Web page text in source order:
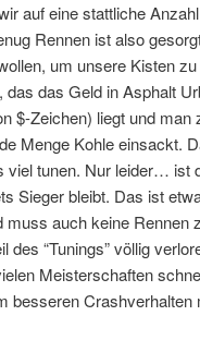
auf eine stattliche
Rennen ist also
um unsere Kisten
das Geld in Asphalt
$-Zeichen) liegt und man
Menge Kohle einsackt.
viel tunen. Nur leider… ist
Sieger bleibt. Das ist
auch keine Rennen
“Tunings” völlig
Meisterschaften
besseren Crashverhalten